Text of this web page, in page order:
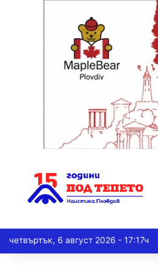
четвъртък, 6 август 2026 - 17:17ч